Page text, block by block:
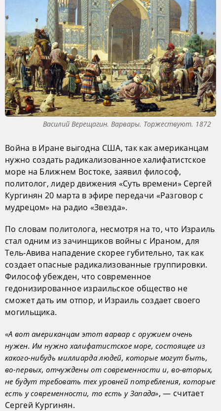
Василий Верещагин. Варвары. Торжествуют. 1872
Война в Иране выгодна США, так как американцам
нужно создать радикализованное халифатистское
море на Ближнем Востоке, заявил философ,
политолог, лидер движения «Суть времени» Сергей
Кургинян 20 марта в эфире передачи «Разговор с
мудрецом» на радио «Звезда».
По словам политолога, несмотря на то, что Израиль
стал одним из зачинщиков войны с Ираном, для
Тель-Авива нападение скорее губительно, так как
создает опасные радикализованные группировки.
Философ убежден, что современное
гедонизированное израильское общество не
сможет дать им отпор, и Израиль создает своего
могильщика.
«А вот американцам этот варвар с оружием очень
нужен. Им нужно халифатистское море, состоящее из
какого-нибудь миллиарда людей, которые могут быть,
во-первых, отчуждены от современности и, во-вторых,
не будут требовать тех уровней потребления, которые
есть у современности, то есть у Запада», — считает
Сергей Кургинян.